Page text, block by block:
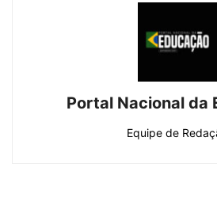
Portal Nacional da
Equipe de